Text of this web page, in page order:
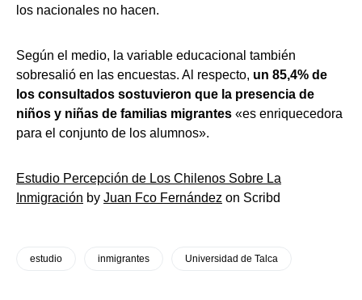
los nacionales no hacen.
Según el medio, la variable educacional también
sobresalió en las encuestas. Al respecto, un 85,4% de
los consultados sostuvieron que la presencia de
niños y niñas de familias migrantes «es enriquecedora
para el conjunto de los alumnos».
Estudio Percepción de Los Chilenos Sobre La
Inmigración by Juan Fco Fernández on Scribd
estudio inmigrantes Universidad de Talca